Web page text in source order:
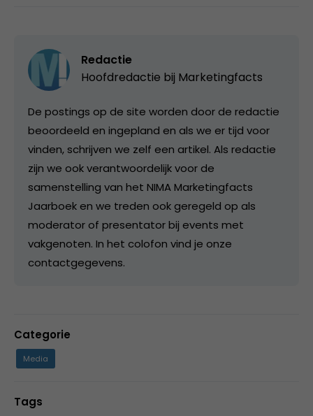
Redactie
Hoofdredactie bij Marketingfacts
De postings op de site worden door de redactie
beoordeeld en ingepland en als we er tijd voor
vinden, schrijven we zelf een artikel. Als redactie
zijn we ook verantwoordelijk voor de
samenstelling van het NIMA Marketingfacts
Jaarboek en we treden ook geregeld op als
moderator of presentator bij events met
vakgenoten. In het colofon vind je onze
contactgegevens.
Categorie
Media
Tags